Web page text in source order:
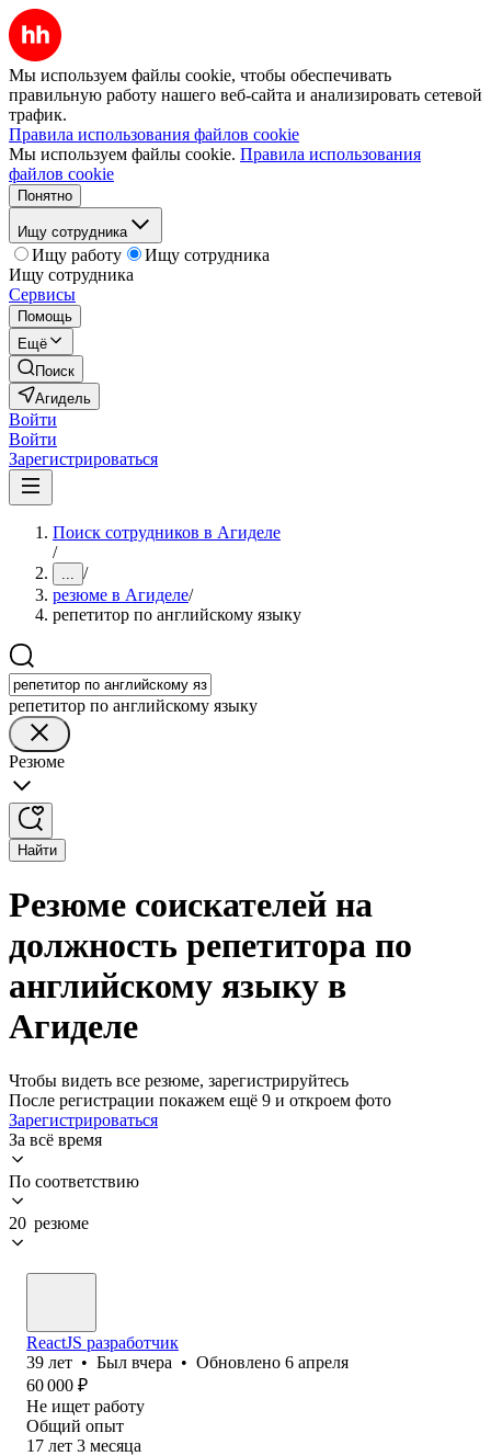
Мы используем файлы cookie, чтобы обеспечивать
правильную работу нашего веб-сайта и анализировать сетевой
трафик.
Правила использования файлов cookie
Мы используем файлы cookie. Правила использования
файлов cookie
Понятно
Ищу сотрудника
Ищу работу
Ищу сотрудника
Ищу сотрудника
Сервисы
Помощь
Ещё
Поиск
Агидель
Войти
Войти
Зарегистрироваться
Поиск сотрудников в Агиделе
/
... /
резюме в Агиделе/
репетитор по английскому языку
репетитор по английскому языку
Резюме
Найти
Резюме соискателей на
должность репетитора по
английскому языку в
Агиделе
Чтобы видеть все резюме, зарегистрируйтесь
После регистрации покажем ещё 9 и откроем фото
Зарегистрироваться
За всё время
По соответствию
20 резюме
ReactJS разработчик
39 лет • Был вчера • Обновлено 6 апреля
60 000 ₽
Не ищет работу
Общий опыт
17 лет 3 месяца